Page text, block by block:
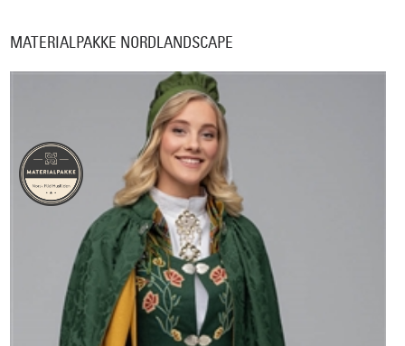
MATERIALPAKKE NORDLANDSCAPE